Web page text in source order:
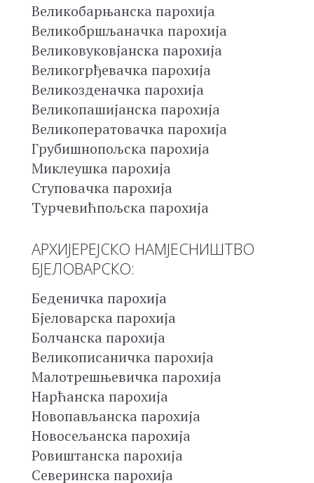
Великобарњанска парохија
Великобршљаначка парохија
Великовуковјанска парохија
Великогрђевачка парохија
Великозденачка парохија
Великопашијанска парохија
Великоператовачка парохија
Грубишнопољска парохија
Миклеушка парохија
Ступовачка парохија
Турчевићпољска парохија
АРХИЈЕРЕЈСКО НАМЈЕСНИШТВО
БЈЕЛОВАРСКО:
Беденичка парохија
Бјеловарска парохија
Болчанска парохија
Великописаничка парохија
Малотрешњевичка парохија
Нарћанска парохија
Новопављанска парохија
Новосељанска парохија
Ровиштанска парохија
Северинска парохија